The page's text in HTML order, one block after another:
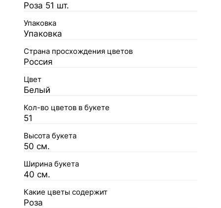
Роза 51 шт.
Упаковка
Упаковка
Страна просхождения цветов
Россия
Цвет
Белый
Кол-во цветов в букете
51
Высота букета
50 см.
Ширина букета
40 см.
Какие цветы содержит
Роза